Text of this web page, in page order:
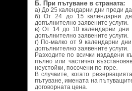
Б. При пътуване в страната:
а) До 25 календарни дни преди
б) От 24 до 15 календарни
допълнително заявените услуги.
в) От 14 до 10 календарни дни
допълнително заявените услуги.
г) По-малко от 9 календарни
допълнително заявените услуги.
Разходите по всички издадени
пълно или частично
неустойки, посочени по-горе.
В случаите, когато
пътуване, имената на
договорната цена.